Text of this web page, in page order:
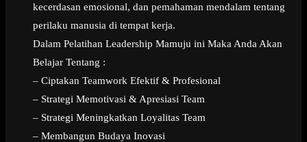
kecerdasan emosional, dan pemahaman mendalam tentang
perilaku manusia di tempat kerja.
Dalam Pelatihan Leadership Mamuju ini Maka Anda Akan
Belajar Tentang :
– Ciptakan Teamwork Efektif & Profesional
– Strategi Memotivasi & Apresiasi Team
– Strategi Meningkatkan Loyalitas Team
– Membangun Budaya Inovasi